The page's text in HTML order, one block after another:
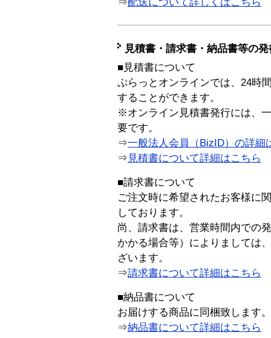
⇒配送について詳しくはこちら
見積書・請求書・納品書等の
■見積書について
ぷらっとオンラインでは、24時
することができます。
※オンライン見積書発行には、
要です。
⇒一般法人会員（BizID）の詳細
⇒ 見積書について詳細はこちら
■請求書について
ご注文時に希望されたお客様に
しております。
尚、請求書は、営業時間内での
かかる場合等）によりましては
ざいます。
⇒請求書について詳細はこちら
■納品書について
お届けする商品に同梱致します。
⇒納品書について詳細はこちら